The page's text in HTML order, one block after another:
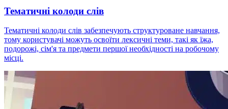
Тематичні колоди слів
Тематичні колоди слів забезпечують структуроване навчання,
тому користувачі можуть освоїти лексичні теми, такі як їжа,
подорожі, сім'я та предмети першої необхідності на робочому
місці.